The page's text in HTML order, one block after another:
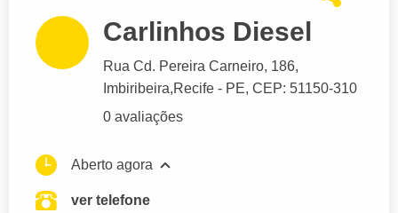
Carlinhos Diesel
Rua Cd. Pereira Carneiro, 186,
Imbiribeira,Recife - PE, CEP: 51150-310
0 avaliações
Aberto agora
ver telefone